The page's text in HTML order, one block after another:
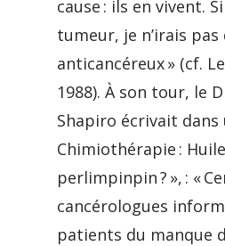
cause : ils en vivent.
tumeur, je n’irais
anticancéreux » (cf.
1988). À son tour, le
Shapiro écrivait dans
Chimiothérapie :
perlimpinpin ? », : «
cancérologues
patients du manque